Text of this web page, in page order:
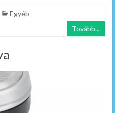
Egyéb
Tovább...